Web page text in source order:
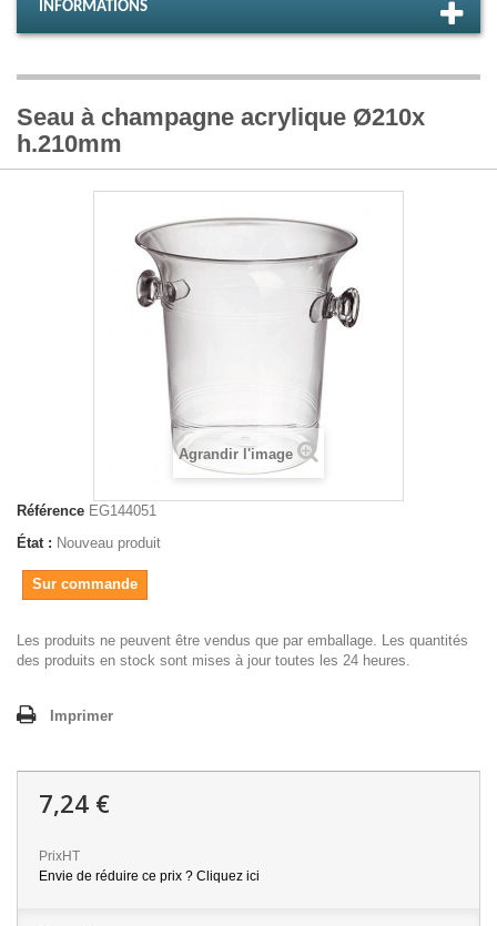
INFORMATIONS
Seau à champagne acrylique Ø210x
h.210mm
Agrandir l'image
Référence EG144051
État : Nouveau produit
Sur commande
Les produits ne peuvent être vendus que par emballage. Les quantités
des produits en stock sont mises à jour toutes les 24 heures.
Imprimer
7,24 €
PrixHT
Envie de réduire ce prix ? Cliquez ici